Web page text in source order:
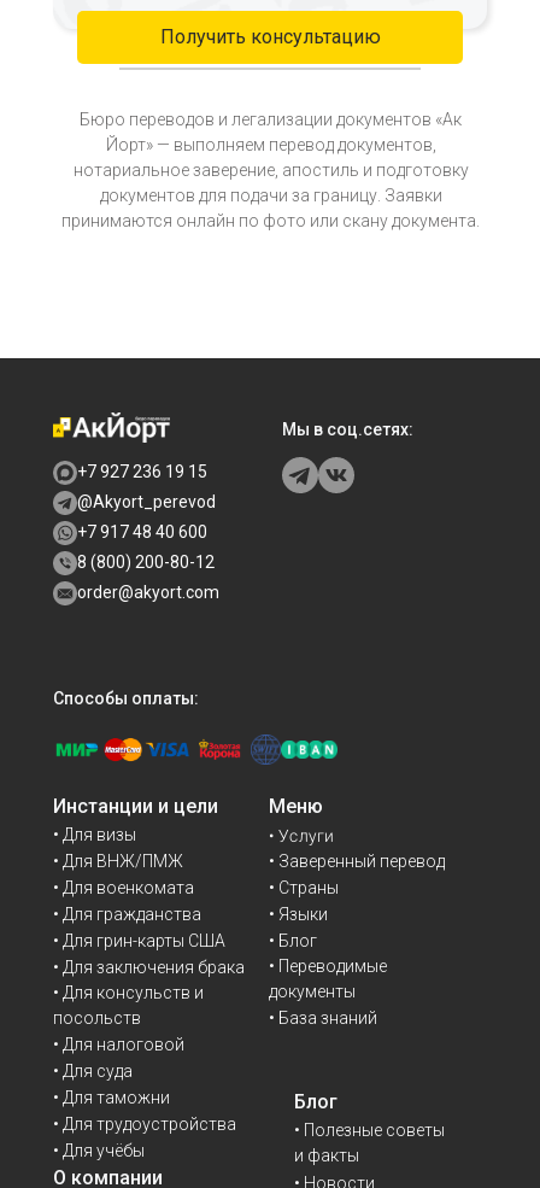
Бюро переводов и легализации документов «Ак
Йорт» — выполняем перевод документов,
нотариальное заверение, апостиль и подготовку
документов для подачи за границу. Заявки
принимаются онлайн по фото или скану документа.
Получить консультацию
Блог
• Полезные советы
и факты
• Новости
Инстанции и цели
• Для визы
• Для ВНЖ/ПМЖ
• Для военкомата
• Для гражданства
• Для грин-карты США
• Для заключения брака
• Для консульств и
посольств
• Для налоговой
• Для суда
• Для таможни
• Для трудоустройства
• Для учёбы
Меню
• Услуги
• Заверенный перевод
• Страны
• Языки
• Блог
• Переводимые
документы
• База знаний
О компании
Мы в соц.сетях:
+7 927 236 19 15
@Akyort_perevod
+7 917 48 40 600
8 (800) 200-80-12
order@akyort.com
Способы оплаты: